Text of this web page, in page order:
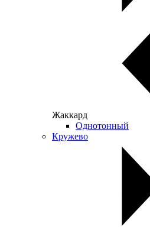
Жаккард
Однотонный
Кружево